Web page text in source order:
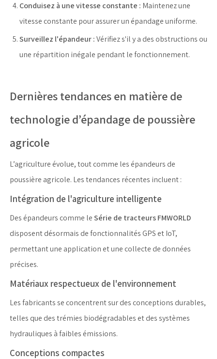
Conduisez à une vitesse constante : Maintenez une
vitesse constante pour assurer un épandage uniforme.
Surveillez l'épandeur :Vérifiez s'il y a des obstructions ou
une répartition inégale pendant le fonctionnement.
Dernières tendances en matière de
technologie d’épandage de poussière
agricole
L’agriculture évolue, tout comme les épandeurs de
poussière agricole. Les tendances récentes incluent :
Intégration de l'agriculture intelligente
Des épandeurs comme leSérie de tracteurs FMWORLD
disposent désormais de fonctionnalités GPS et IoT,
permettant une application et une collecte de données
précises.
Matériaux respectueux de l'environnement
Les fabricants se concentrent sur des conceptions durables,
telles que des trémies biodégradables et des systèmes
hydrauliques à faibles émissions.
Conceptions compactes